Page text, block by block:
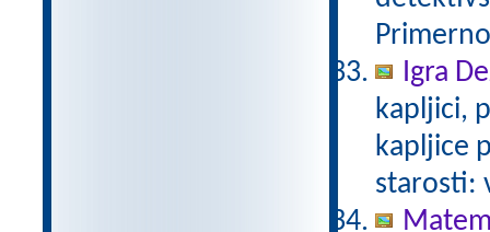
Igra
kapljici,
kapljice
starosti: